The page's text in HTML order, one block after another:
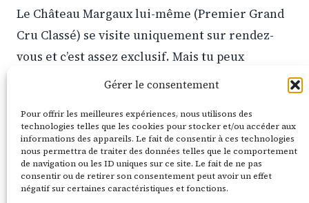
Gérer le consentement
Pour offrir les meilleures expériences, nous utilisons des
technologies telles que les cookies pour stocker et/ou accéder aux
informations des appareils. Le fait de consentir à ces technologies
nous permettra de traiter des données telles que le comportement
de navigation ou les ID uniques sur ce site. Le fait de ne pas
consentir ou de retirer son consentement peut avoir un effet
négatif sur certaines caractéristiques et fonctions.
Le Château Margaux lui-même (Premier Grand
Cru Classé) se visite uniquement sur rendez-
vous et c’est assez exclusif. Mais tu peux
t’arrêter devant les grilles pour la photo. Le
l’extérieur.
Étape 2 : Saint-Julien et entre-deux
En remontant la D2, tu traverses l’appellation